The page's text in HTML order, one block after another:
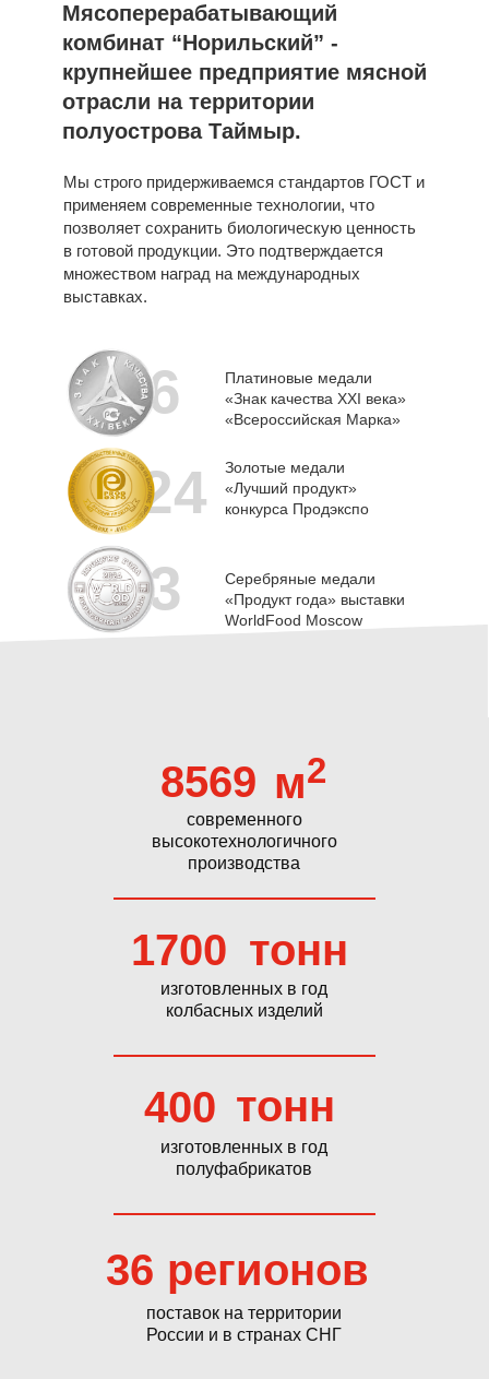
Мы строго придерживаемся стандартов ГОСТ и
применяем современные технологии, что
позволяет сохранить биологическую ценность
в готовой продукции. Это подтверждается
множеством наград на международных
выставках.
Мясоперерабатывающий
комбинат “Норильский” -
крупнейшее предприятие мясной
отрасли на территории
полуострова Таймыр.
Серебряные медали
«Продукт года» выставки
WorldFood Moscow
Золотые медали
«Лучший продукт»
конкурса Продэкспо
Платиновые медали
«Знак качества XXI века»
«Всероссийская Марка»
3
24
6
поставок на территории
России и в странах СНГ
изготовленных в год
полуфабрикатов
изготовленных в год
колбасных изделий
400 тонн
1700 тонн
36 регионов
м2
8569
современного
высокотехнологичного
производства